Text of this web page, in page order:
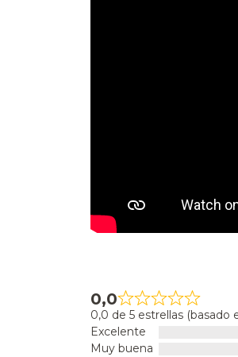
0,0
0,0 de 5 estrellas (basado
Excelente
Muy buena